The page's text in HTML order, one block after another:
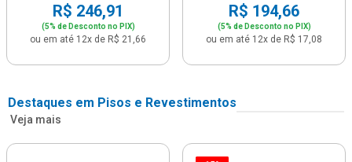
R$ 246,91
(5% de Desconto no PIX)
ou em até 12x de R$ 21,66
R$ 194,66
(5% de Desconto no PIX)
ou em até 12x de R$ 17,08
Destaques em Pisos e Revestimentos
Veja mais